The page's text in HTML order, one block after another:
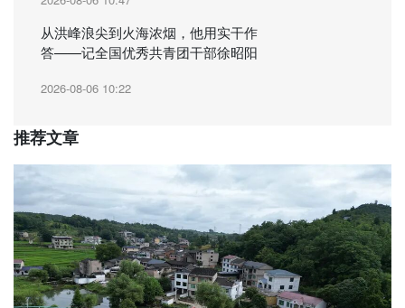
从洪峰浪尖到火海浓烟，他用实干作
答——记全国优秀共青团干部徐昭阳
2026-08-06 10:22
推荐文章